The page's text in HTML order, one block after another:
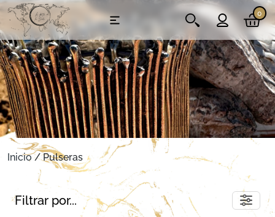
0
Inicio/ Pulseras
Filtrar por...